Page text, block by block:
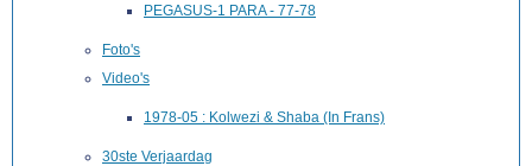
PEGASUS-1 PARA - 77-78
Foto's
Video's
1978-05 : Kolwezi & Shaba (In Frans)
30ste Verjaardag